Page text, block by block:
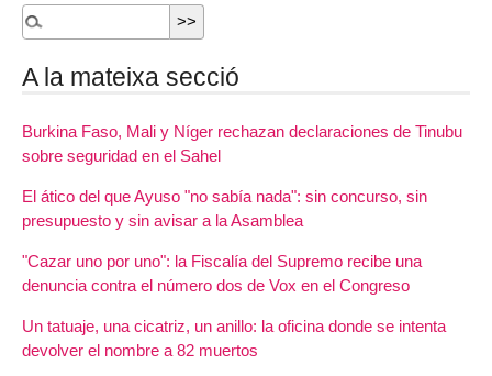
A la mateixa secció
Burkina Faso, Mali y Níger rechazan declaraciones de Tinubu
sobre seguridad en el Sahel
El ático del que Ayuso "no sabía nada": sin concurso, sin
presupuesto y sin avisar a la Asamblea
"Cazar uno por uno": la Fiscalía del Supremo recibe una
denuncia contra el número dos de Vox en el Congreso
Un tatuaje, una cicatriz, un anillo: la oficina donde se intenta
devolver el nombre a 82 muertos